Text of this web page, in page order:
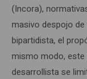
(Incora),
masivo despojo
bipartidista, el
mismo modo,
desarrollista se